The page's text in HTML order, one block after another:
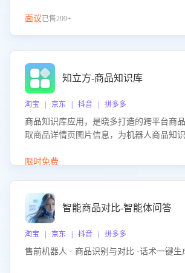
面议已售299+
知立方-商品知识库
淘宝 | 京东 | 抖音 | 拼多多
商品知识库应用，是晓多打造的跨平台商
取商品详情页图片信息，为机器人商品知
限时免费
智能商品对比-智能体问答
淘宝 | 京东 | 抖音 | 拼多多
售前机器人 · 商品识别与对比 ·话术一键生